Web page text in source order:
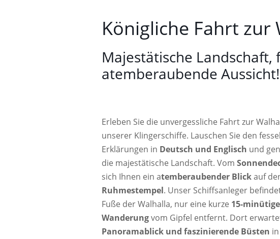
Königliche Fahrt zur
Majestätische
atemberaubende Aussicht!
Erleben Sie die unvergessliche Fahrt zur
unserer Klingerschiffe. Lauschen Sie den
Erklärungen in Deutsch und Englisch und
die majestätische Landschaft. Vom
sich Ihnen ein atemberaubender Blickauf
Ruhmestempel. Unser Schiffsanleger
Fuße der Walhalla, nur eine kurze 15-minütige
Wanderungvom Gipfel entfernt. Dort
Panoramablick und faszinierende Büsten